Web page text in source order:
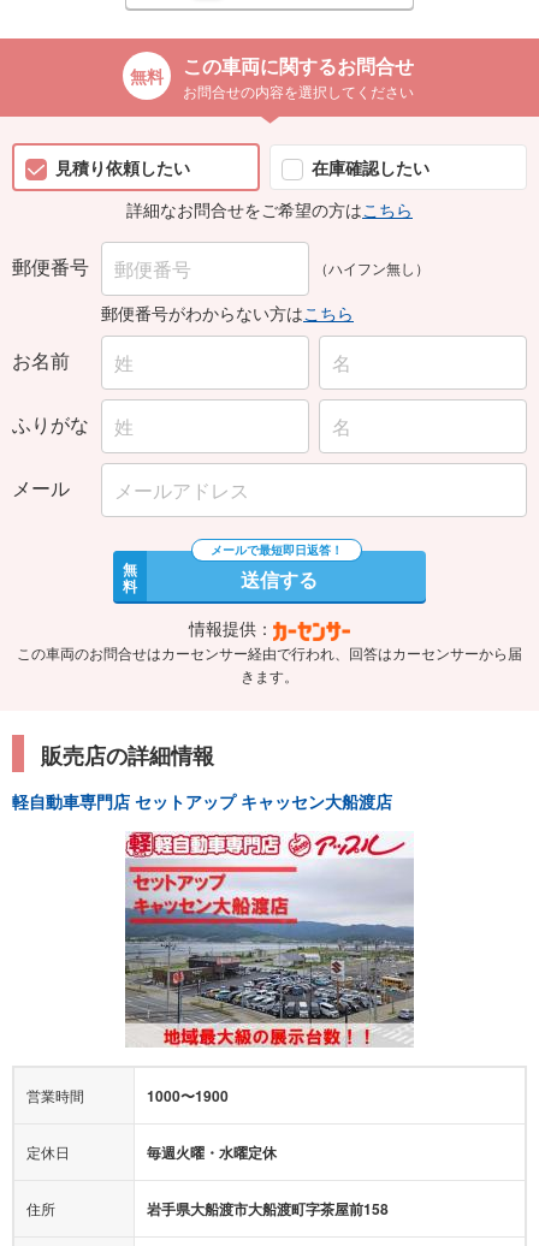
この車両に関するお問合せ
お問合せの内容を選択してください
見積り依頼したい
在庫確認したい
詳細なお問合せをご希望の方はこちら
郵便番号 （ハイフン無し）
郵便番号がわからない方はこちら
お名前
ふりがな
メール
無
料 送信する
情報提供：
この車両のお問合せはカーセンサー経由で行われ、回答はカーセンサーから届
きます。
販売店の詳細情報
軽自動車専門店 セットアップ キャッセン大船渡店
営業時間 1000〜1900
定休日 毎週火曜・水曜定休
住所 岩手県大船渡市大船渡町字茶屋前158